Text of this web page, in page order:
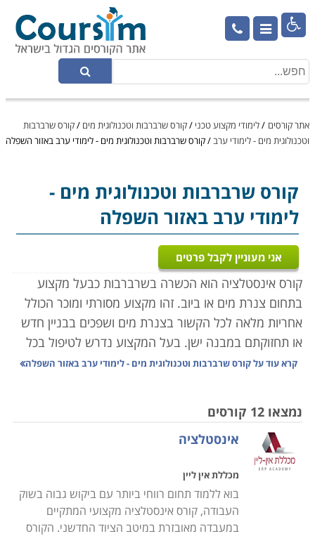

אתר קורסים /לימודי מקצוע טכני /קורס שרברבות וטכנולוגית מים /קורס שרברבות
וטכנולוגית מים - לימודי ערב/קורס שרברבות וטכנולוגית מים - לימודי ערב באזור השפלה
קורס שרברבות וטכנולוגית מים -
לימודי ערב באזור השפלה
אני מעוניין לקבל פרטים
קורס אינסטלציה הוא הכשרה בשרברבות כבעל מקצוע
בתחום צנרת מים או ביוב. זהו מקצוע מסורתי ומוכר הכולל
אחריות מלאה לכל הקשור בצנרת מים ושפכים בבניין חדש
או תחזוקתם במבנה ישן. בעל המקצוע נדרש לטיפול בכל
צינור שהתפוצץ או סתימה בדירה פרטית או בבניין דירות
צנרת הבניין המרכזית ועד צנרת הביוב העירונית, כולל
האבזרים המחוברים לה. ישנם שני סוגים עיקריים של
עבודת שרברבות: הרכבת מערכות חדשות, ואיתור ותיקון
תקלות במערכת קיימת. ישנם שרברבים העובדים כעצמאי,
לעתים כעסק של אדם אחד בלבד, וכן הפעילים בחברות
אינסטלציה, ובחברות בעלות התמחות רחבה יותר בתחום
קרא עוד עלקורס שרברבות וטכנולוגית מים - לימודי ערב באזור השפלה
נמצאו 12 קורסים
אינסטלציה
מכללת אין ליין
בוא ללמוד תחום רווחי ביותר עם ביקוש גבוה בשוק
העבודה, קורס אינסטלציה מקצועי המתקיים
במעבדה מאובזרת במיטב הציוד החדשני. הקורס